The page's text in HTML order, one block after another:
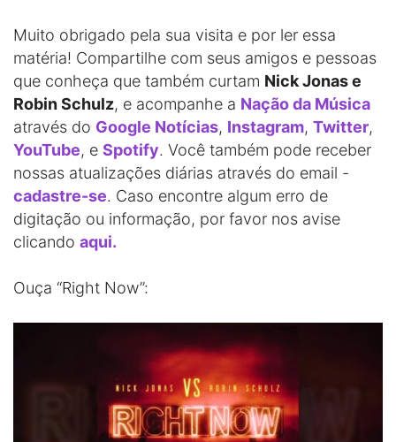
Muito obrigado pela sua visita e por ler essa
matéria! Compartilhe com seus amigos e pessoas
que conheça que também curtam Nick Jonas e
Robin Schulz, e acompanhe a Nação da Música
através do Google Notícias, Instagram, Twitter,
YouTube, e Spotify. Você também pode receber
nossas atualizações diárias através do email -
cadastre-se. Caso encontre algum erro de
digitação ou informação, por favor nos avise
clicando aqui.
Ouça “Right Now”: